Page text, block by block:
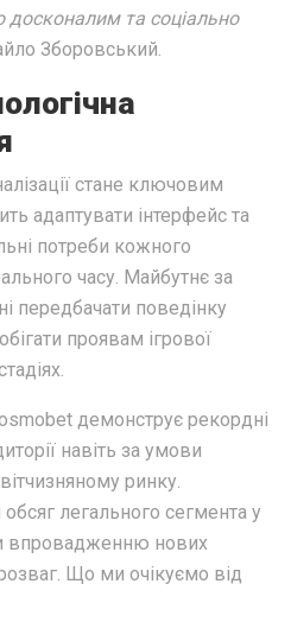
досконалим та соціально
Зборовський.
стане ключовим
адаптувати інтерфейс та
потреби кожного
часу. Майбутнє за
передбачати поведінку
проявам ігрової
демонструє рекордні
навіть за умови
ринку.
легального сегмента у
впровадженню нових
Що ми очікуємо від